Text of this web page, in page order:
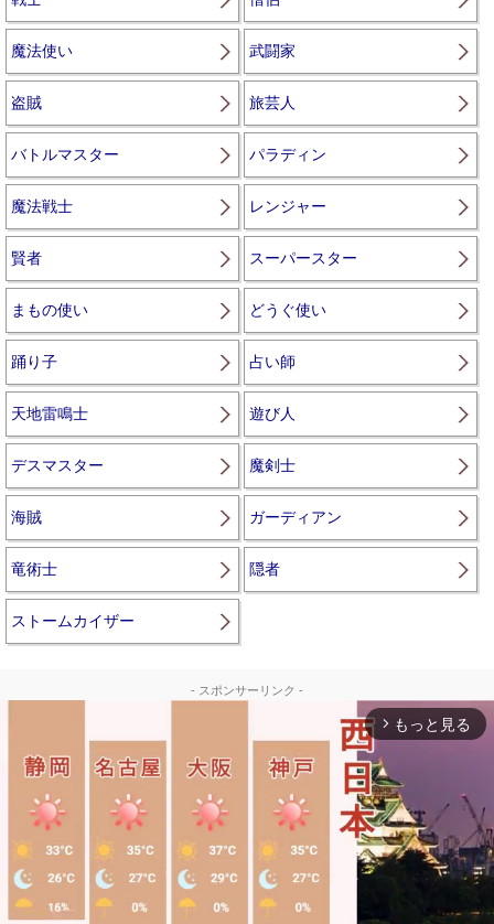
魔法使い 武闘家
盗賊 旅芸人
バトルマスター パラディン
魔法戦士 レンジャー
賢者 スーパースター
まもの使い どうぐ使い
踊り子 占い師
天地雷鳴士 遊び人
デスマスター 魔剣士
海賊 ガーディアン
竜術士 隠者
ストームカイザー
- スポンサーリンク -
arrow_forward_ios もっと見る